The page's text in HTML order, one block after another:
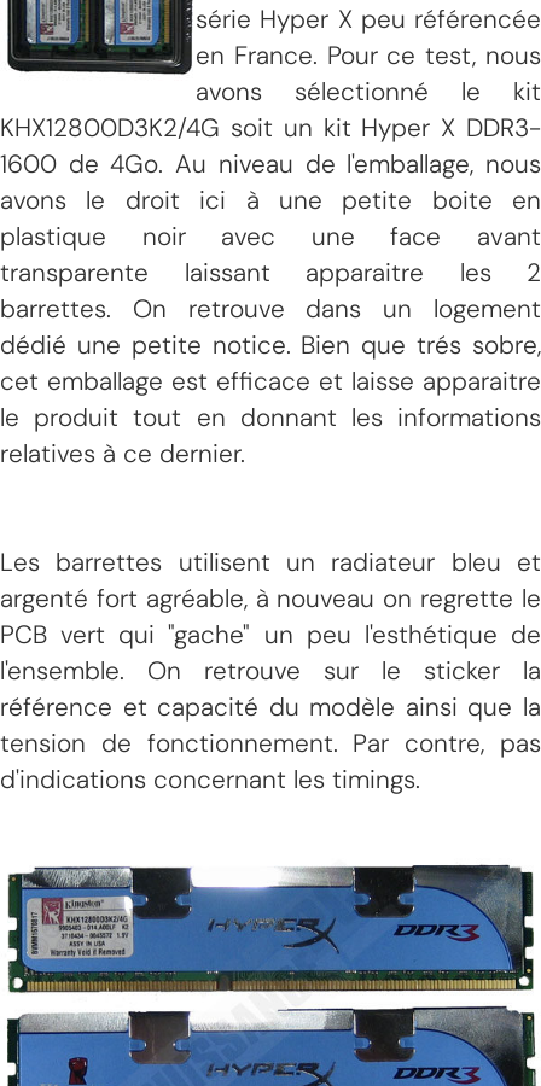
série Hyper X peu référencée
en France. Pour ce test, nous
avons sélectionné le kit
KHX12800D3K2/4G soit un kit Hyper X DDR3-
1600 de 4Go. Au niveau de l'emballage, nous
avons le droit ici à une petite boite en
plastique noir avec une face avant
transparente laissant apparaitre les 2
barrettes. On retrouve dans un logement
dédié une petite notice. Bien que trés sobre,
cet emballage est efficace et laisse apparaitre
le produit tout en donnant les informations
relatives à ce dernier.
Les barrettes utilisent un radiateur bleu et
argenté fort agréable, à nouveau on regrette le
PCB vert qui "gache" un peu l'esthétique de
l'ensemble. On retrouve sur le sticker la
référence et capacité du modèle ainsi que la
tension de fonctionnement. Par contre, pas
d'indications concernant les timings.